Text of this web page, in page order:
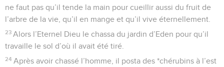
ne faut pas qu’il tende la main pour cueillir aussi du fruit de
l’arbre de la vie, qu’il en mange et qu’il vive éternellement.
23 Alors l’Eternel Dieu le chassa du jardin d’Eden pour qu’il
travaille le sol d’où il avait été tiré.
24 Après avoir chassé l’homme, il posta des *chérubins à l’est